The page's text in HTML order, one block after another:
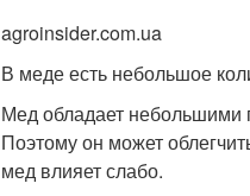
agroinsider.com.ua
В меде есть небольшое
Мед обладает небольшими
Поэтому он может
мед влияет слабо.